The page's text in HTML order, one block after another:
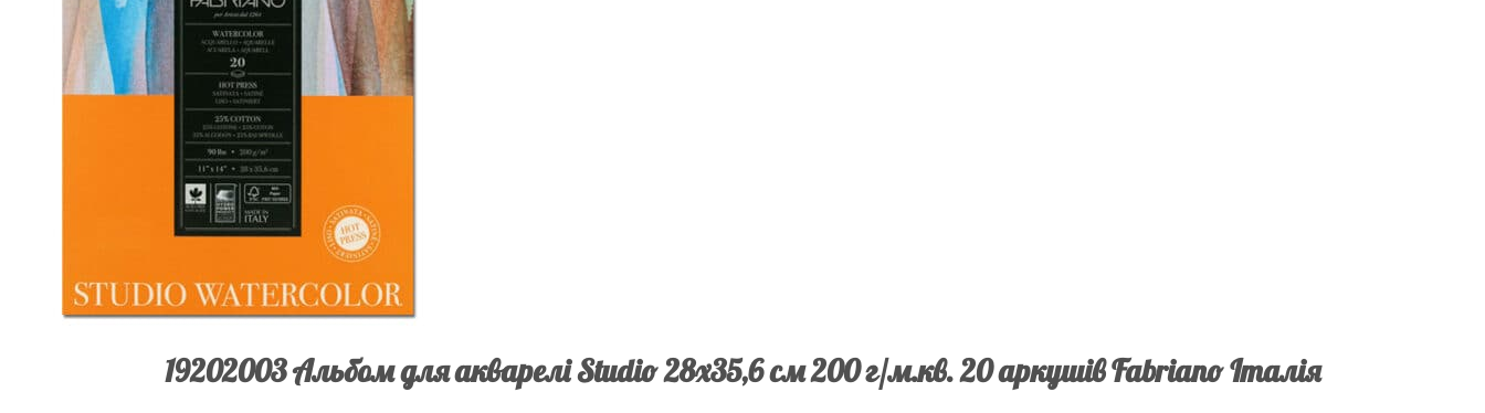
19202003 Альбом для акварелі Studio 28х35,6 см 200 г/м.кв. 20 аркушів Fabriano Італія